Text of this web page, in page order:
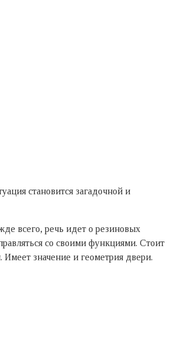
становится загадочной и
всего, речь идет о резиновых
со своими функциями. Стоит
Имеет значение и геометрия двери.